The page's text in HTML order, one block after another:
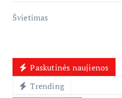
Švietimas
Paskutinės naujienos
Trending